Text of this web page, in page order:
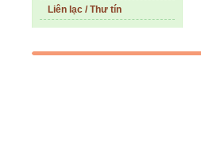
Liên lạc / Thư tín